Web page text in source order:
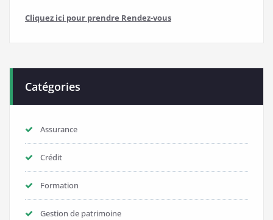
Cliquez ici pour prendre Rendez-vous
Catégories
Assurance
Crédit
Formation
Gestion de patrimoine